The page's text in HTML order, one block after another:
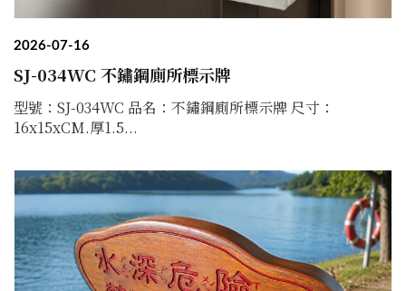
2026-07-16
SJ-034WC 不鏽鋼廁所標示牌
型號：SJ-034WC 品名：不鏽鋼廁所標示牌 尺寸：
16x15xCM.厚1.5...